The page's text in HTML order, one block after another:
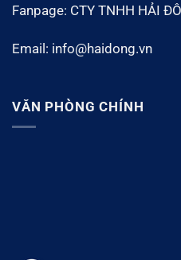
Fanpage: CTY TNHH HẢI
Email: info@haidong.vn
VĂN PHÒNG CHÍNH